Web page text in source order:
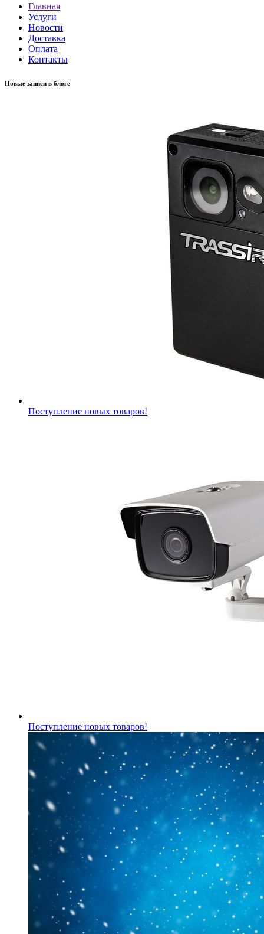
Главная
Услуги
Новости
Доставка
Оплата
Контакты
Новые записи в блоге
Поступление новых товаров!
Поступление новых товаров!